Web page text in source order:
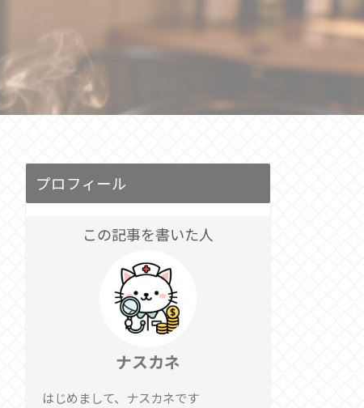
プロフィール
この記事を書いた人
ナスカネ
はじめまして、ナスカネです